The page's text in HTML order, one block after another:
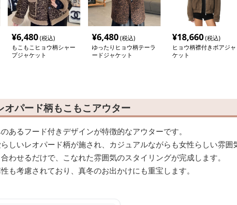
¥6,480(税込)
もこもこヒョウ柄シャー
プジャケット
¥6,480(税込)
ゆったりヒョウ柄テーラ
ードジャケット
¥18,660(税込)
ヒョウ柄襟付きボアジャ
ケット
オパード柄もこもこアウター
あるフード付きデザインが特徴的なアウターです。
しいレオパード柄が施され、カジュアルながらも女性らしい雰囲
わせるだけで、こなれた雰囲気のスタイリングが完成します。
も考慮されており、真冬のお出かけにも重宝します。